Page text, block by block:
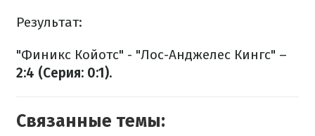
Результат:
"Финикс Койотс" - "Лос-Анджелес Кингс" –
2:4 (Серия: 0:1).
Связанные темы: